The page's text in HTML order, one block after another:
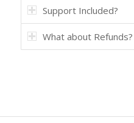
Support Included?
What about Refunds?